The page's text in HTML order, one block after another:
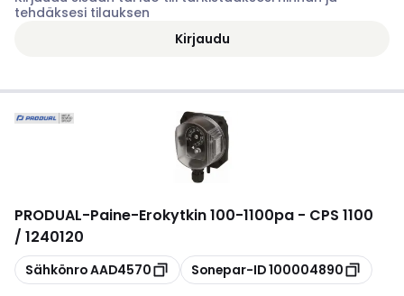
tehdäksesi tilauksen
Kirjaudu
PRODUAL-Paine-Erokytkin 100-1100pa - CPS 1100
/ 1240120
Kopioi
SähkönroAAD4570 Kopioi
Sonepar-ID100004890